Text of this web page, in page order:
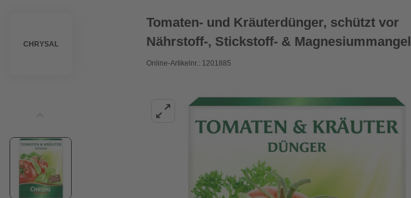
CHRYSAL
Tomaten- und Kräuterdünger, schützt vor
Nährstoff-, Stickstoff- & Magnesiummangel
Online-Artikelnr.: 1201885